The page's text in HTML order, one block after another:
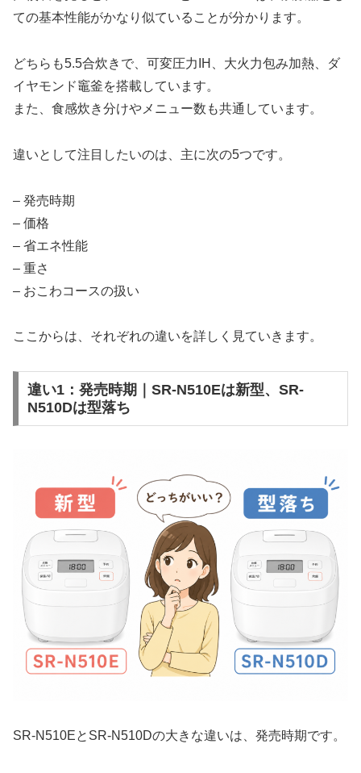
ての基本性能がかなり似ていることが分かります。
どちらも5.5合炊きで、可変圧力IH、大火力包み加熱、ダ
イヤモンド竈釜を搭載しています。
また、食感炊き分けやメニュー数も共通しています。
違いとして注目したいのは、主に次の5つです。
– 発売時期
– 価格
– 省エネ性能
– 重さ
– おこわコースの扱い
ここからは、それぞれの違いを詳しく見ていきます。
違い1：発売時期｜SR-N510Eは新型、SR-
N510Dは型落ち
SR-N510EとSR-N510Dの大きな違いは、発売時期です。